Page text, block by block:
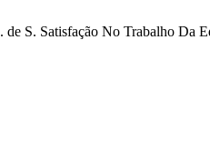
S. Satisfação No Trabalho Da